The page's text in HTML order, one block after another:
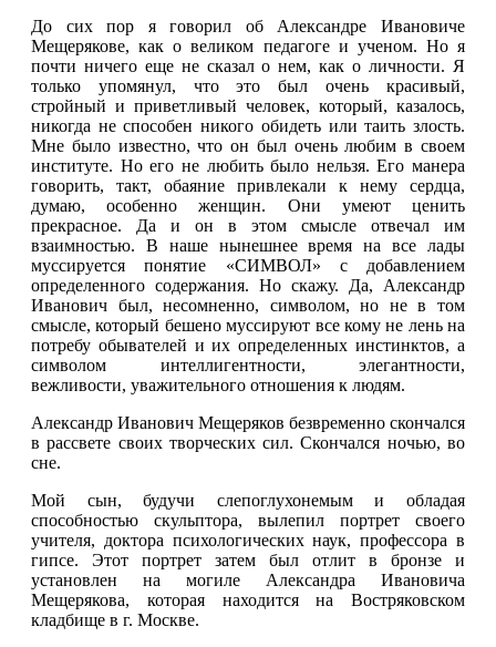
До сих пор я говорил об Александре Ивановиче
Мещерякове, как о великом педагоге и ученом. Но я
почти ничего еще не сказал о нем, как о личности. Я
только упомянул, что это был очень красивый,
стройный и приветливый человек, который, казалось,
никогда не способен никого обидеть или таить злость.
Мне было известно, что он был очень любим в своем
институте. Но его не любить было нельзя. Его манера
говорить, такт, обаяние привлекали к нему сердца,
думаю, особенно женщин. Они умеют ценить
прекрасное. Да и он в этом смысле отвечал им
взаимностью. В наше нынешнее время на все лады
муссируется понятие «СИМВОЛ» с добавлением
определенного содержания. Но скажу. Да, Александр
Иванович был, несомненно, символом, но не в том
смысле, который бешено муссируют все кому не лень на
потребу обывателей и их определенных инстинктов, а
символом интеллигентности, элегантности,
вежливости, уважительного отношения к людям.
Александр Иванович Мещеряков безвременно скончался
в рассвете своих творческих сил. Скончался ночью, во
сне.
Мой сын, будучи слепоглухонемым и обладая
способностью скульптора, вылепил портрет своего
учителя, доктора психологических наук, профессора в
гипсе. Этот портрет затем был отлит в бронзе и
установлен на могиле Александра Ивановича
Мещерякова, которая находится на Востряковском
кладбище в г. Москве.